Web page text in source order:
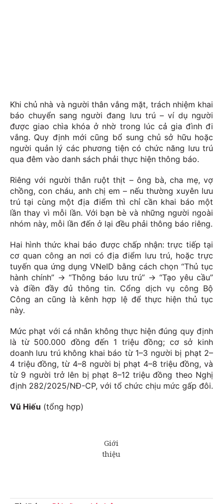
Khi chủ nhà và người thân vắng mặt, trách nhiệm khai
báo chuyển sang người đang lưu trú – ví dụ người
được giao chìa khóa ở nhờ trong lúc cả gia đình đi
vắng. Quy định mới cũng bổ sung chủ sở hữu hoặc
người quản lý các phương tiện có chức năng lưu trú
qua đêm vào danh sách phải thực hiện thông báo.
Riêng với người thân ruột thịt – ông bà, cha mẹ, vợ
chồng, con cháu, anh chị em – nếu thường xuyên lưu
trú tại cùng một địa điểm thì chỉ cần khai báo một
lần thay vì mỗi lần. Với bạn bè và những người ngoài
nhóm này, mỗi lần đến ở lại đều phải thông báo riêng.
Hai hình thức khai báo được chấp nhận: trực tiếp tại
cơ quan công an nơi có địa điểm lưu trú, hoặc trực
tuyến qua ứng dụng VNeID bằng cách chọn “Thủ tục
hành chính” → “Thông báo lưu trú” → “Tạo yêu cầu”
và điền đầy đủ thông tin. Cổng dịch vụ công Bộ
Công an cũng là kênh hợp lệ để thực hiện thủ tục
này.
Mức phạt với cá nhân không thực hiện đúng quy định
là từ 500.000 đồng đến 1 triệu đồng; cơ sở kinh
doanh lưu trú không khai báo từ 1–3 người bị phạt 2–
4 triệu đồng, từ 4–8 người bị phạt 4–8 triệu đồng, và
từ 9 người trở lên bị phạt 8–12 triệu đồng theo Nghị
định 282/2025/NĐ-CP, với tổ chức chịu mức gấp đôi.
Vũ Hiếu (tổng hợp)